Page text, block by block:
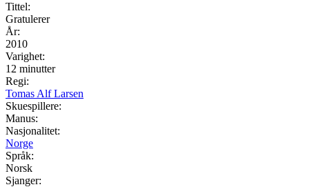
Tittel:
Gratulerer
År:
2010
Varighet:
12 minutter
Regi:
Tomas Alf Larsen
Skuespillere:
Manus:
Nasjonalitet:
Norge
Språk:
Norsk
Sjanger: